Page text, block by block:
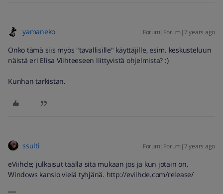
yamaneko Forum|Forum|7 years ago
Onko tämä siis myös "tavallisille" käyttäjille, esim. keskusteluun
näistä eri Elisa Viihteeseen liittyvistä ohjelmista? :)
Kunhan tarkistan.
ssulti Forum|Forum|7 years ago
eViihde; julkaisut täällä sitä mukaan jos ja kun jotain on.
Windows kansio vielä tyhjänä. http://eviihde.com/release/